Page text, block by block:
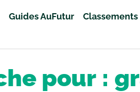
Guides AuFutur Classements
pour :